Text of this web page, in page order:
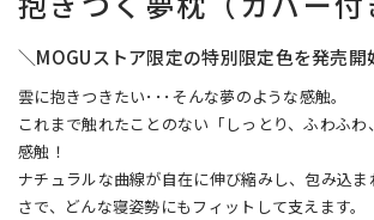
＼MOGUストア限定の特別限定色を発売開
雲に抱きつきたい･･･そんな夢のような感触。
これまで触れたことのない「しっとり、ふわふ
感触！
ナチュラルな曲線が自在に伸び縮みし、包み込
さで、どんな寝姿勢にもフィットして支えます。